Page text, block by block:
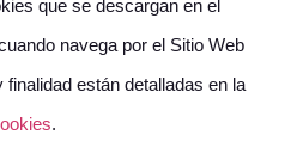
que se descargan en el
navega por el Sitio Web
están detalladas en la
.